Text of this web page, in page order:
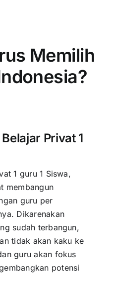
Memilih
Privat 1
1 guru 1 Siswa,
membangun
guru per
Dikarenakan
sudah terbangun,
tidak akan kaku ke
guru akan fokus
potensi